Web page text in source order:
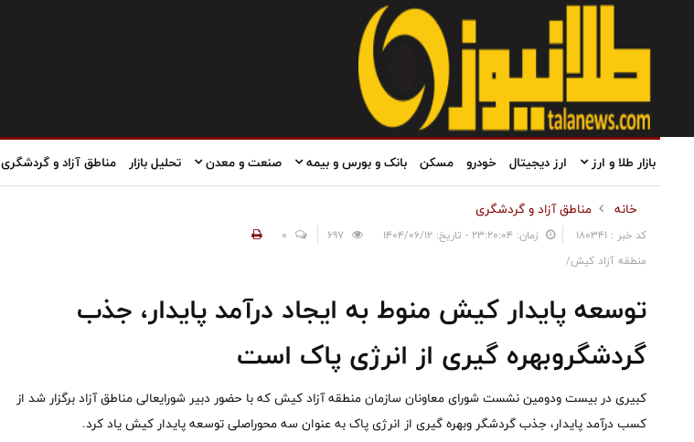
بازار طلا و ارز ارز دیجیتال خودرو مسکن بانک و بورس و بیمه صنعت و معدن تحلیل بازار مناطق آزاد و گردشگری
خانه مناطق آزاد و گردشگری
کد خبر : 180341 زمان: ۲۳:۲۰:۰۴ - تاریخ: ۱۴۰۴/۰۶/۱۲
0
منطقه آزاد کیش/
توسعه پایدار کیش منوط به ایجاد درآمد پایدار، جذب
گردشگروبهره گیری از انرژی پاک است
کبیری در بیست ‌ودومین نشست شورای معاونان سازمان منطقه آزاد کیش که با حضور دبیر شورایعالی مناطق آزاد برگزار شد از
کسب درآمد پایدار، جذب گردشگر وبهره گیری از انرژی پاک به عنوان سه محوراصلی توسعه پایدار کیش یاد کرد.